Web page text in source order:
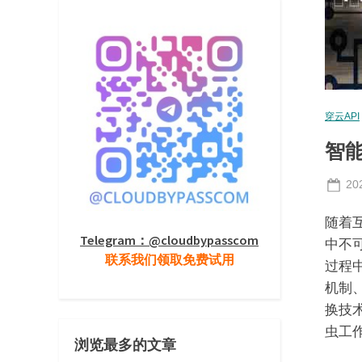
穿云API
智
随着
中不
过程
机制
换技
虫工
Telegram：@cloudbypasscom
联系我们领取免费试用
浏览最多的文章